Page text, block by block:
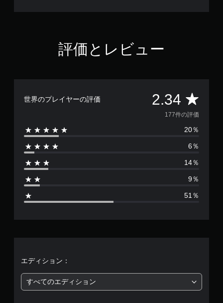
評価とレビュー
世界のプレイヤーの評価 2.34 評
価
数
は
7
評
177件の評価
20％
6％
14％
9％
51％
エディション：
すべてのエディション